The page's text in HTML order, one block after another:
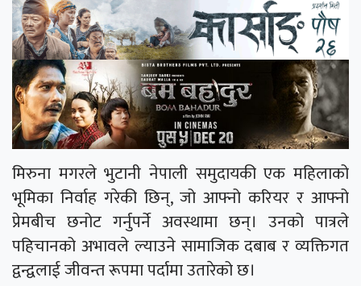
मिरुना मगरले भुटानी नेपाली समुदायकी एक महिलाको
भूमिका निर्वाह गरेकी छिन्, जो आफ्नो करियर र आफ्नो
प्रेमबीच छनोट गर्नुपर्ने अवस्थामा छन्। उनको पात्रले
पहिचानको अभावले ल्याउने सामाजिक दबाब र व्यक्तिगत
द्वन्द्वलाई जीवन्त रूपमा पर्दामा उतारेको छ।